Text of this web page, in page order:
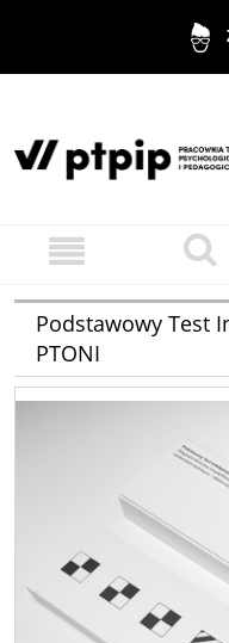
Podstawowy Test
PTONI